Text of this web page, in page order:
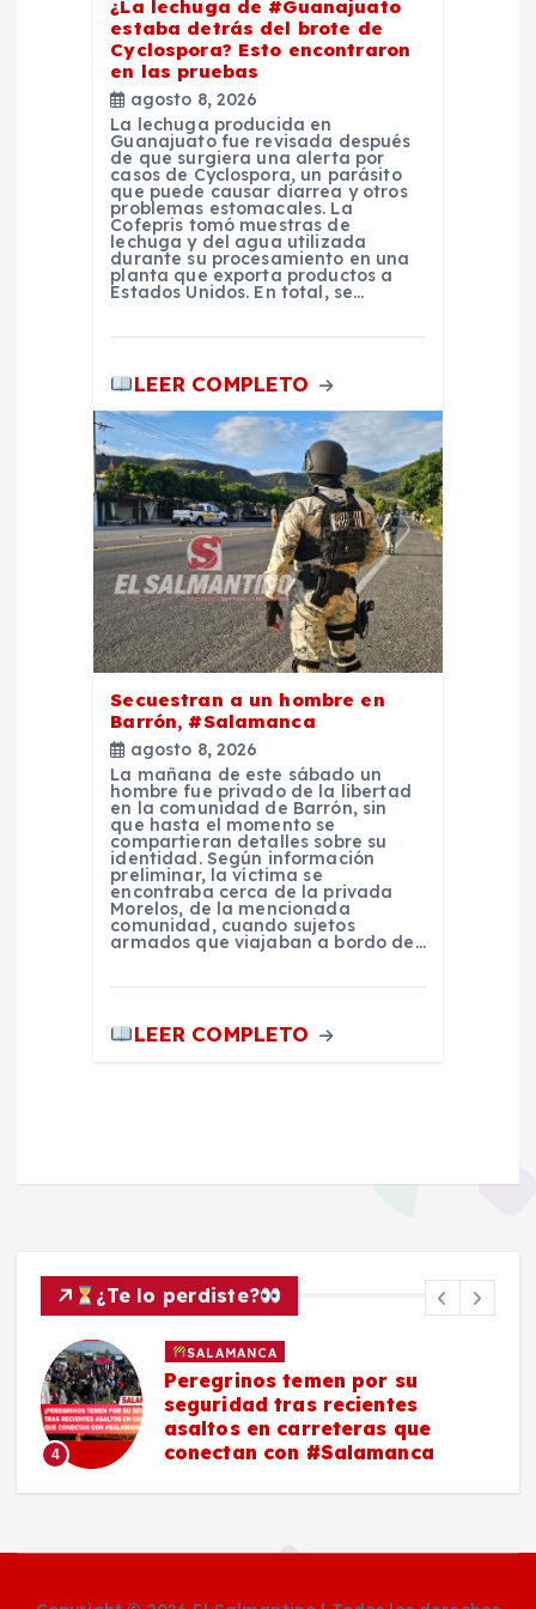
¿La lechuga de #Guanajuato
estaba detrás del brote de
Cyclospora? Esto encontraron
en las pruebas
agosto 8, 2026
La lechuga producida en
Guanajuato fue revisada después
de que surgiera una alerta por
casos de Cyclospora, un parásito
que puede causar diarrea y otros
problemas estomacales. La
Cofepris tomó muestras de
lechuga y del agua utilizada
durante su procesamiento en una
planta que exporta productos a
Estados Unidos. En total, se…
LEER COMPLETO
Secuestran a un hombre en
Barrón, #Salamanca
agosto 8, 2026
La mañana de este sábado un
hombre fue privado de la libertad
en la comunidad de Barrón, sin
que hasta el momento se
compartieran detalles sobre su
identidad. Según información
preliminar, la víctima se
encontraba cerca de la privada
Morelos, de la mencionada
comunidad, cuando sujetos
armados que viajaban a bordo de…
LEER COMPLETO
¿Te lo perdiste?
4
SALAMANCA
Peregrinos temen por su
seguridad tras recientes
asaltos en carreteras que
conectan con #Salamanca